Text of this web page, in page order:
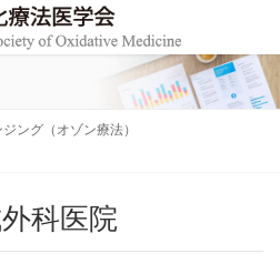
ング（オゾン療法）
外科医院